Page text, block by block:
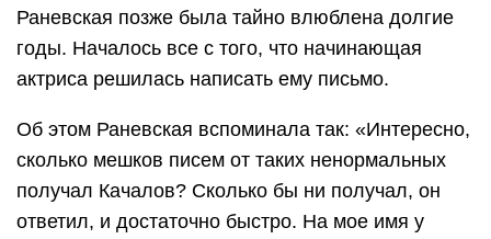
Раневская позже была тайно влюблена долгие
годы. Началось все с того, что начинающая
актриса решилась написать ему письмо.
Об этом Раневская вспоминала так: «Интересно,
сколько мешков писем от таких ненормальных
получал Качалов? Сколько бы ни получал, он
ответил, и достаточно быстро. На мое имя у